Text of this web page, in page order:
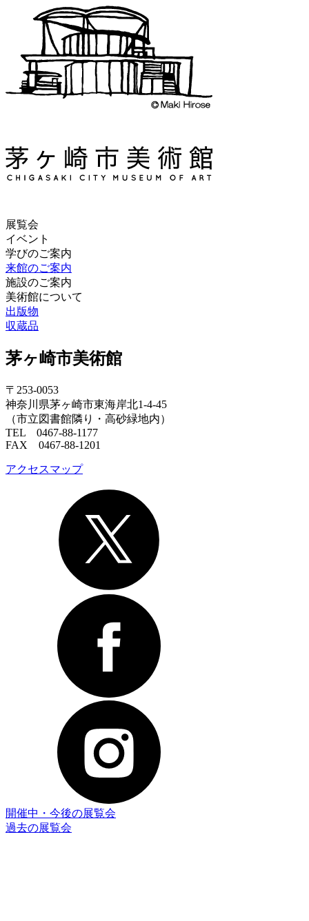
展覧会
イベント
学びのご案内
来館のご案内
施設のご案内
美術館について
出版物
収蔵品
茅ヶ崎市美術館
〒253-0053
神奈川県茅ヶ崎市東海岸北1-4-45
（市立図書館隣り・高砂緑地内）
TEL 0467-88-1177
FAX 0467-88-1201
アクセスマップ
開催中・今後の展覧会
過去の展覧会